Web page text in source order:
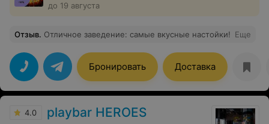
до 19 августа
Отзыв. Отличное заведение: самые вкусные настойки! Еще
Бронировать Доставка
4.0 playbar HEROES